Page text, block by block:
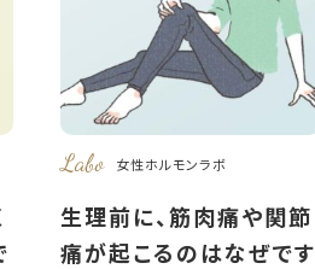
Labo 女性ホルモンラボ
生理前に、筋肉痛や関節
痛が起こるのはなぜです